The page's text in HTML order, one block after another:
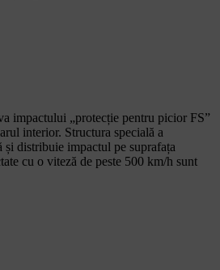
impactului „protecție pentru picior FS”
interior. Structura specială a
și distribuie impactul pe suprafața
cu o viteză de peste 500 km/h sunt